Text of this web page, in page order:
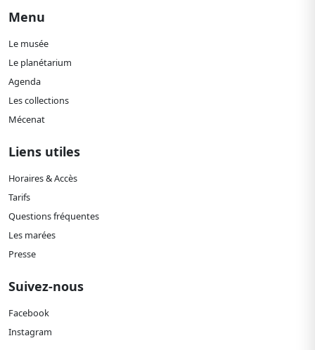
Menu
Le musée
Le planétarium
Agenda
Les collections
Mécenat
Liens utiles
Horaires & Accès
Tarifs
Questions fréquentes
Les marées
Presse
Suivez-nous
Facebook
Instagram